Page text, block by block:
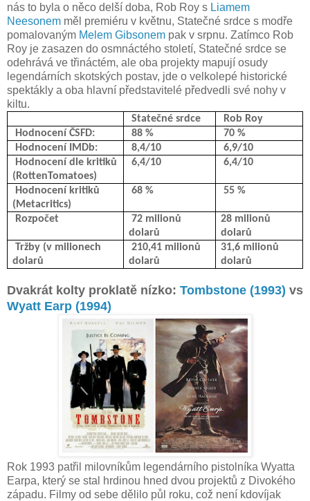
nás to byla o něco delší doba, Rob Roy s Liamem
Neesonem měl premiéru v květnu, Statečné srdce s modře
pomalovaným Melem Gibsonem pak v srpnu. Zatímco Rob
Roy je zasazen do osmnáctého století, Statečné srdce se
odehrává ve třináctém, ale oba projekty mapují osudy
legendárních skotských postav, jde o velkolepé historické
spektákly a oba hlavní představitelé předvedli své nohy v
kiltu.
Statečné srdce
Rob Roy
Hodnocení ČSFD:
88 %
70 %
Hodnocení IMDb:
8,4/10
6,9/10
Hodnocení dle kritiků
(RottenTomatoes)
6,4/10 6,4/10
Hodnocení kritiků
(Metacritics)
68 % 55 %
Rozpočet
72 milionů
dolarů
28 milionů
dolarů
Tržby (v milionech
dolarů
210,41 milionů
dolarů
31,6 milionů
dolarů
Dvakrát kolty proklatě nízko: Tombstone (1993) vs
Wyatt Earp (1994)
Rok 1993 patřil milovníkům legendárního pistolníka Wyatta
Earpa, který se stal hrdinou hned dvou projektů z Divokého
západu. Filmy od sebe dělilo půl roku, což není kdovíjak